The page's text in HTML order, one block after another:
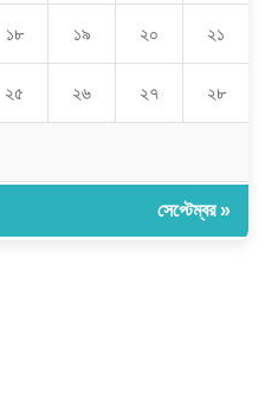
১৮ ১৯ ২০ ২১
২৫ ২৬ ২৭ ২৮
সেপ্টেম্বর »